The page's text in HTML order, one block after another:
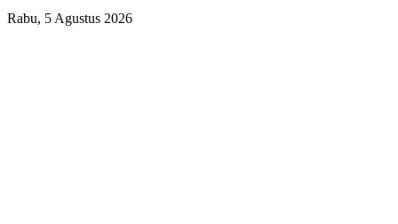
Rabu, 5 Agustus 2026